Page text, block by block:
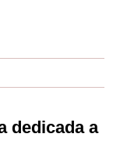
dedicada a